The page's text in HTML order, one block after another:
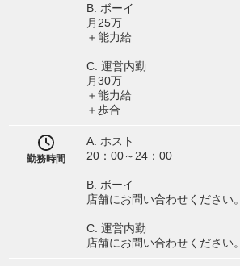
B. ボーイ
月25万
＋能力給
C. 運営内勤
月30万
＋能力給
＋歩合
勤務時間
A. ホスト
20：00～24：00
B. ボーイ
店舗にお問い合わせください。
C. 運営内勤
店舗にお問い合わせください。